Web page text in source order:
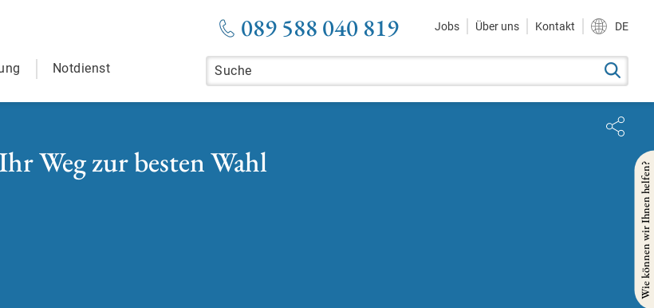
089 588 040 819 Jobs Über uns Kontakt DE
Notdienst
Weg zur besten Wahl Wie können wir Ihnen helfen?